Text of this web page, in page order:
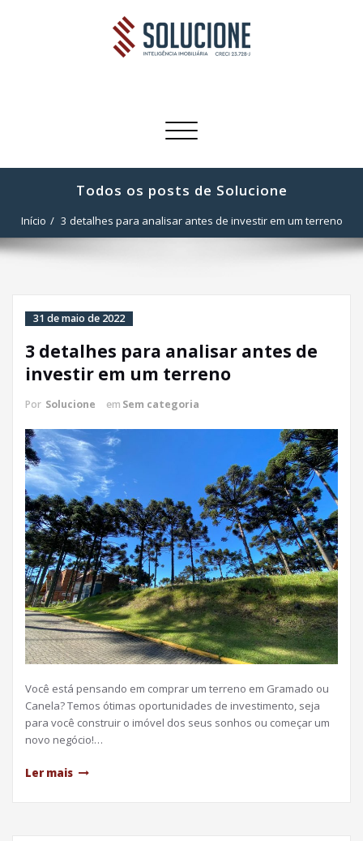
Toggle
Todos os posts de Solucione
Início 3 detalhes para analisar antes de investir em um terreno
31 de maio de 2022
3 detalhes para analisar antes de
investir em um terreno
Por Solucione em Sem categoria
Você está pensando em comprar um terreno em Gramado ou
Canela? Temos ótimas oportunidades de investimento, seja
para você construir o imóvel dos seus sonhos ou começar um
novo negócio!…
Ler mais